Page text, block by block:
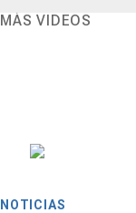
MÁS VIDEOS
NOTICIAS